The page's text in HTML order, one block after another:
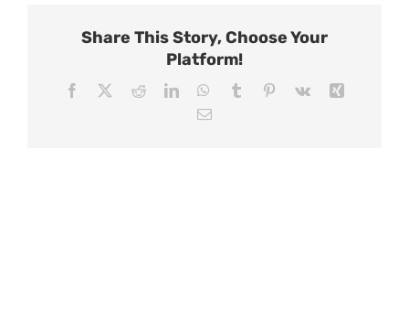
Share This Story, Choose Your
Platform!
Facebook RedditLinkedInWhatsApp
Tumblr Pinterest
Vk
Email